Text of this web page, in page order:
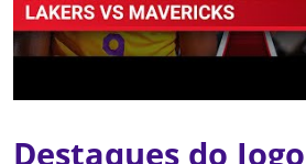
Destaques do Jogo